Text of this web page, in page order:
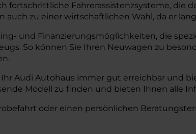
fortschrittliche Fahrerassistenzsysteme, die
auch zu einer wirtschaftlichen Wahl, da er
und Finanzierungsmöglichkeiten, die
So können Sie Ihren Neuwagen zu
Audi Autohaus immer gut erreichbar und
Modell zu finden und bieten Ihnen alle
oder einen persönlichen